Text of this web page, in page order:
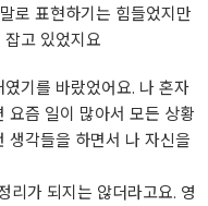
로 표현하기는 힘들었지만
고 있었지요
기를 바랐었어요. 나 혼자
요즘 일이 많아서 모든 상황
생각들을 하면서 나 자신을
리가 되지는 않더라고요. 영